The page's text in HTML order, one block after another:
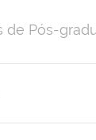
de Pós-